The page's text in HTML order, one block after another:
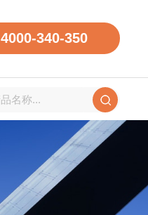
4000-340-350